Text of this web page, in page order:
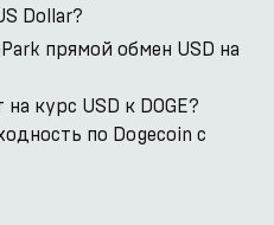
Dollar?
прямой обмен USD на
курс USD к DOGE?
по Dogecoin с